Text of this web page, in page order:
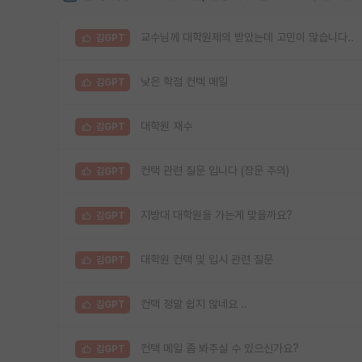
김GPT 교수님께 대학원제의 받았는데 고민이 많습니다..
김GPT 낮은 학점 컨텍 메일
김GPT 대학원 재수
김GPT 컨택 관련 질문 입니다 (장문 주의)
김GPT 지방대 대학원을 가는게 맞을까요?
김GPT 대학원 컨택 및 입시 관련 질문
김GPT 컨택 정말 쉽지 않네요 ..
김GPT 컨택 메일 좀 봐주실 수 있으신가요?